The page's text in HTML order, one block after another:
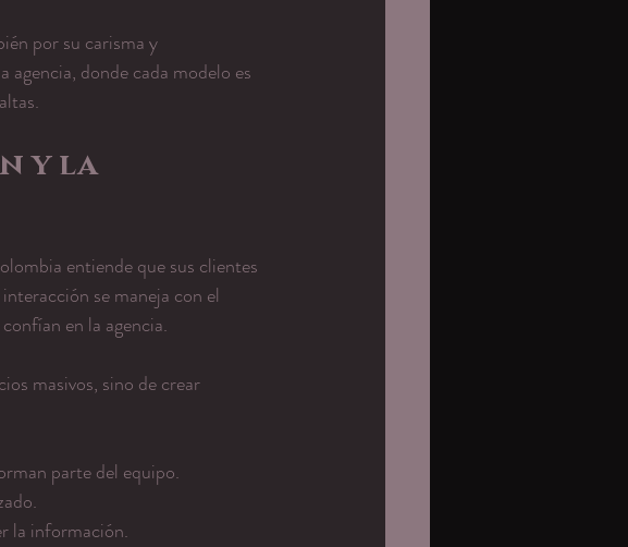
por su carisma y
agencia, donde cada modelo es
y la
entiende que sus clientes
se maneja con el
en la agencia.
masivos, sino de crear
parte del equipo.
la información.